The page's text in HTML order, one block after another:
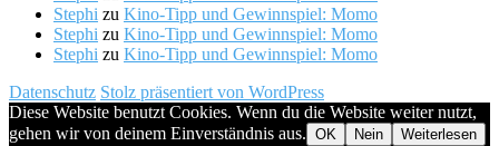
Stephi zu Kino-Tipp und Gewinnspiel: Momo
Stephi zu Kino-Tipp und Gewinnspiel: Momo
Stephi zu Kino-Tipp und Gewinnspiel: Momo
Datenschutz Stolz präsentiert von WordPress
Diese Website benutzt Cookies. Wenn du die Website weiter nutzt,
gehen wir von deinem Einverständnis aus. OK Nein Weiterlesen